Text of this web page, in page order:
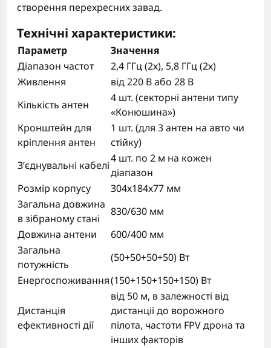
створення перехресних завад.
Технічні характеристики:
Параметр
Значення
Діапазон частот
2,4 ГГц (2х), 5,8 ГГц (2х)
Живлення
від 220 В або 28 В
Кількість антен
4 шт. (секторні антени типу
«Конюшина»)
Кронштейн для
кріплення антен
1 шт. (для 3 антен на авто чи
стійку)
З’єднувальні кабелі
4 шт. по 2 м на кожен
діапазон
Розмір корпусу
304х184х77 мм
Загальна довжина
в зібраному стані
830/630 мм
Довжина антени
600/400 мм
Загальна
потужність
(50+50+50+50) Вт
Енергоспоживання(150+150+150+150) Вт
Дистанція
ефективності дії
від 50 м, в залежності від
дистанції до ворожного
пілота, частоти FPV дрона та
інших факторів